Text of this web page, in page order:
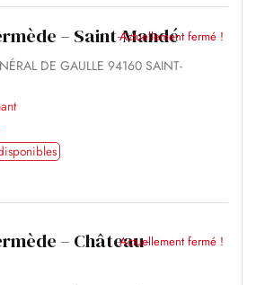
– Saint-Mandé
DE GAULLE 94160 SAINT-
24460 CHÂTEAU-L'EVÊQUE